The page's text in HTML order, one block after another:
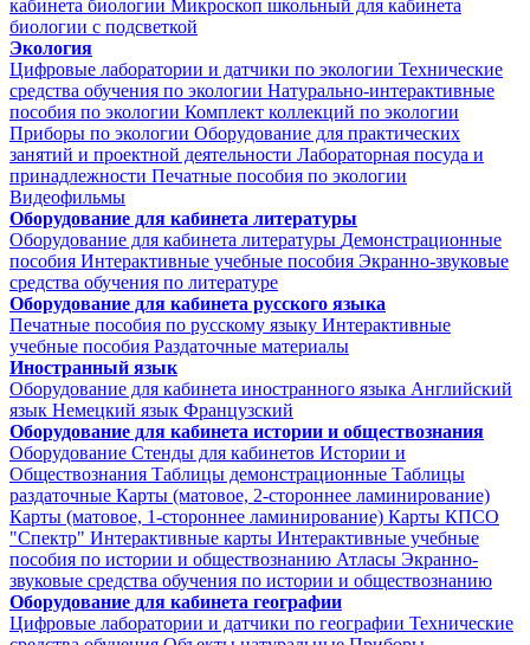
кабинета биологии Микроскоп школьный для кабинета
биологии с подсветкой
Экология
Цифровые лаборатории и датчики по экологии Технические
средства обучения по экологии Натурально-интерактивные
пособия по экологии Комплект коллекций по экологии
Приборы по экологии Оборудование для практических
занятий и проектной деятельности Лабораторная посуда и
принадлежности Печатные пособия по экологии
Видеофильмы
Оборудование для кабинета литературы
Оборудование для кабинета литературы Демонстрационные
пособия Интерактивные учебные пособия Экранно-звуковые
средства обучения по литературе
Оборудование для кабинета русского языка
Печатные пособия по русскому языку Интерактивные
учебные пособия Раздаточные материалы
Иностранный язык
Оборудование для кабинета иностранного языка Английский
язык Немецкий язык Французский
Оборудование для кабинета истории и обществознания
Оборудование Стенды для кабинетов Истории и
Обществознания Таблицы демонстрационные Таблицы
раздаточные Карты (матовое, 2-стороннее ламинирование)
Карты (матовое, 1-стороннее ламинирование) Карты КПСО
"Спектр" Интерактивные карты Интерактивные учебные
пособия по истории и обществознанию Атласы Экранно-
звуковые средства обучения по истории и обществознанию
Оборудование для кабинета географии
Цифровые лаборатории и датчики по географии Технические